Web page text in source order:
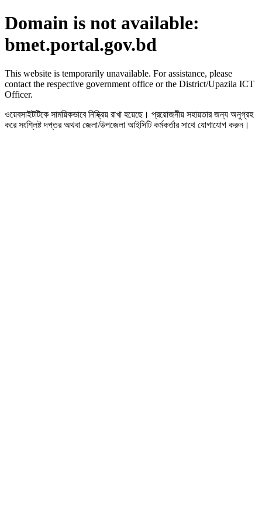
Domain is not available:
bmet.portal.gov.bd
This website is temporarily unavailable. For assistance, please
contact the respective government office or the District/Upazila ICT
Officer.
ওয়েবসাইটটিকে সাময়িকভাবে নিষ্ক্রিয় রাখা হয়েছে। প্রয়োজনীয় সহায়তার জন্য অনুগ্রহ
করে সংশ্লিষ্ট দপ্তর অথবা জেলা/উপজেলা আইসিটি কর্মকর্তার সাথে যোগাযোগ করুন।